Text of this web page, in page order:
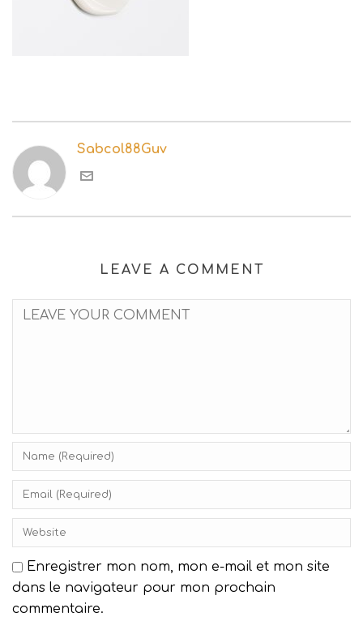
Sabcol88Guv
LEAVE A COMMENT
Enregistrer mon nom, mon e-mail et mon site
dans le navigateur pour mon prochain
commentaire.